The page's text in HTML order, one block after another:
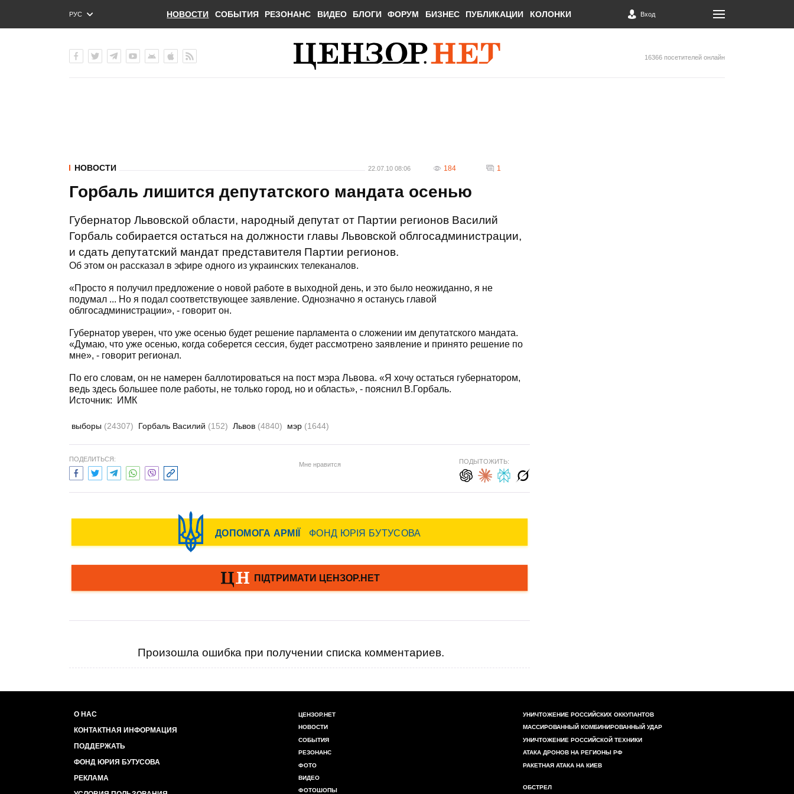
РУС
ENG
НОВОСТИ СОБЫТИЯ РЕЗОНАНС ВИДЕО БЛОГИ ФОРУМ БИЗНЕС ПУБЛИКАЦИИ КОЛОНКИ Вход
16366 посетителей онлайн
НОВОСТИ 22.07.10 08:06 184 1
Горбаль лишится депутатского мандата осенью
Губернатор Львовской области, народный депутат от Партии регионов Василий
Горбаль собирается остаться на должности главы Львовской облгосадминистрации,
и сдать депутатский мандат представителя Партии регионов.
Об этом он рассказал в эфире одного из украинских телеканалов.
«Просто я получил предложение о новой работе в выходной день, и это было неожиданно, я не
подумал ... Но я подал соответствующее заявление. Однозначно я останусь главой
облгосадминистрации», - говорит он.
Губернатор уверен, что уже осенью будет решение парламента о сложении им депутатского мандата.
«Думаю, что уже осенью, когда соберется сессия, будет рассмотрено заявление и принято решение по
мне», - говорит регионал.
По его словам, он не намерен баллотироваться на пост мэра Львова. «Я хочу остаться губернатором,
ведь здесь большее поле работы, не только город, но и область», - пояснил В.Горбаль.
Источник:
ИМК
выборы (24307) Горбаль Василий (152) Львов (4840) мэр (1644)
ПОДЕЛИТЬСЯ:
Мне нравится ПОДЫТОЖИТЬ:
Произошла ошибка при получении списка комментариев.
О НАС
КОНТАКТНАЯ ИНФОРМАЦИЯ
ПОДДЕРЖАТЬ
ФОНД ЮРИЯ БУТУСОВА
РЕКЛАМА
ЦЕНЗОР.НЕТ
НОВОСТИ
СОБЫТИЯ
РЕЗОНАНС
ФОТО
ВИДЕО
ФОТОШОПЫ
УНИЧТОЖЕНИЕ РОССИЙСКИХ ОККУПАНТОВ
МАССИРОВАННЫЙ КОМБИНИРОВАННЫЙ УДАР
УНИЧТОЖЕНИЕ РОССИЙСКОЙ ТЕХНИКИ
АТАКА ДРОНОВ НА РЕГИОНЫ РФ
РАКЕТНАЯ АТАКА НА КИЕВ
ОБСТРЕЛ